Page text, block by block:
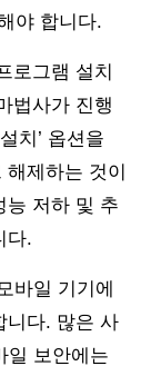
야 합니다.
로그램 설치
법사가 진행
치’ 옵션을
제하는 것이
능 저하 및 추
다.
바일 기기에
니다. 많은 사
일 보안에는